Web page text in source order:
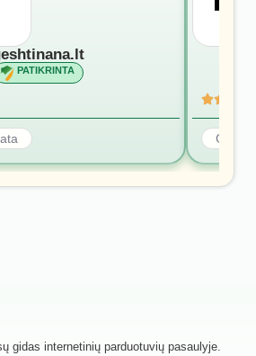
PATIKRINTA
Grožis
gidas internetinių parduotuvių pasaulyje.